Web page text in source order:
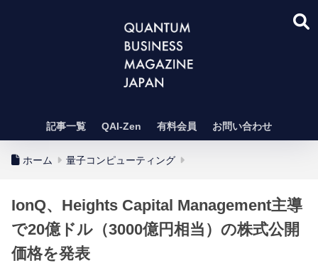
記事一覧 QAI-Zen 有料会員 お問い合わせ
ホーム 量子コンピューティング
IonQ、Heights Capital Management主導
で20億ドル（3000億円相当）の株式公開
価格を発表